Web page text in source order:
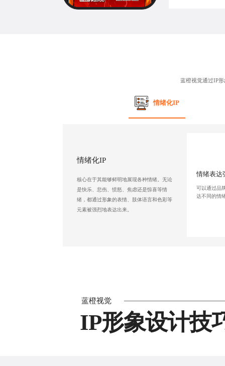
蓝橙视觉通过IP形
‌情绪化IP
‌情绪化IP
核心在于其能够鲜明地展现各种情绪。无论
是快乐、悲伤、愤怒、焦虑还是惊喜等情
绪，都通过形象的表情、肢体语言和色彩等
元素被强烈地表达出来。
情绪表达
可以通过品
达不同的情
蓝橙视觉
IP形象设计技